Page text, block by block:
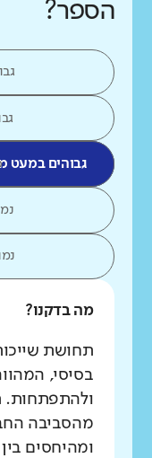
הספר?
גבוהים במעט
מה בדקנו?
תחושת
בסיסי,
ולהתפתחות.
מהסביבה
ומהיחסים